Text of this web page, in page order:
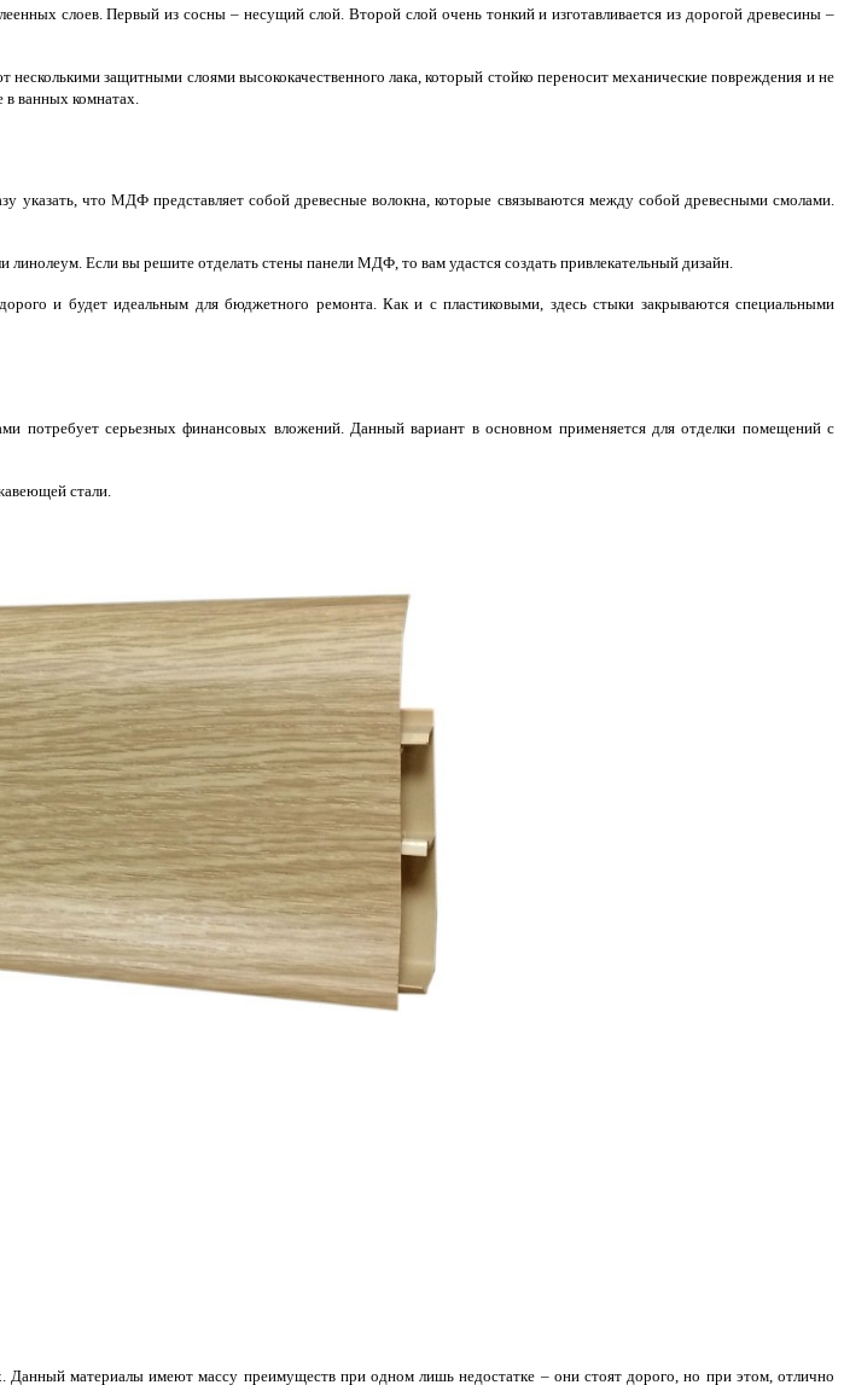
слоев. Первый из сосны – несущий слой. Второй слой очень тонкий и изготавливается из дорогой древесины –
защитными слоями высококачественного лака, который стойко переносит механические повреждения и не
ванных комнатах.
указать, что МДФ представляет собой древесные волокна, которые связываются между собой древесными смолами.
Если вы решите отделать стены панели МДФ, то вам удастся создать привлекательный дизайн.
и будет идеальным для бюджетного ремонта. Как и с пластиковыми, здесь стыки закрываются специальными
потребует серьезных финансовых вложений. Данный вариант в основном применяется для отделки помещений с
стали.
материалы имеют массу преимуществ при одном лишь недостатке – они стоят дорого, но при этом, отлично